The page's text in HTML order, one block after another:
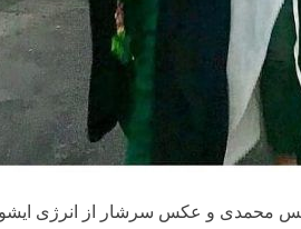
محمدی و عکس سرشار از انرژی ایشون